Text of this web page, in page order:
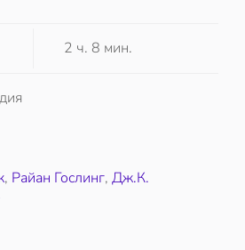
2 ч. 8 мин.
, Райан Гослинг,Дж.К.